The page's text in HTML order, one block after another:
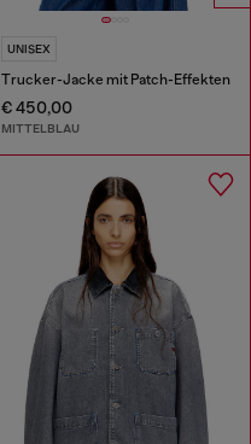
UNISEX
Trucker-Jacke mit Patch-Effekten
€ 450,00
MITTELBLAU